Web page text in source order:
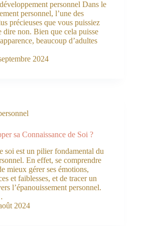
personnel Dans le
personnel, l’une des
précieuses que vous puissiez
dire non. Bien que cela puisse
beaucoup d’adultes
2024
sa Connaissance de Soi ?
soi est un pilier fondamental du
En effet, se comprendre
mieux gérer ses émotions,
et faiblesses, et de tracer un
l’épanouissement personnel.
2024